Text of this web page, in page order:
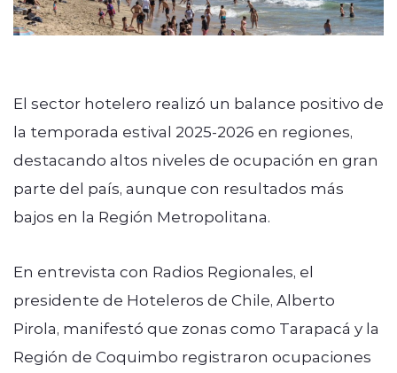
El sector hotelero realizó un balance positivo de
la temporada estival 2025-2026 en regiones,
destacando altos niveles de ocupación en gran
parte del país, aunque con resultados más
bajos en la Región Metropolitana.
En entrevista con Radios Regionales, el
presidente de Hoteleros de Chile, Alberto
Pirola, manifestó que zonas como Tarapacá y la
Región de Coquimbo registraron ocupaciones